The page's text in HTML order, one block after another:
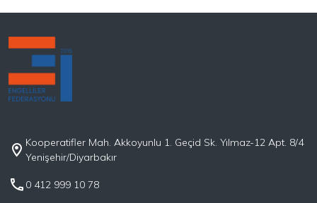
iken, EKPSS için verilen tarih 11 Ekim 2020’dir. Ayrıca, bu
yapılmamıştır. Federasyon olarak
Kooperatifler Mah. Akkoyunlu 1. Geçid Sk. Yılmaz-12 Apt. 8/4
Yenişehir/Diyarbakır
0 412 999 10 78